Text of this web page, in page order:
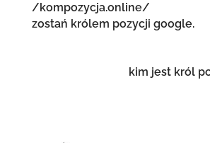
/kompozycja.online/
zostań królem pozycji google.
kim jest król